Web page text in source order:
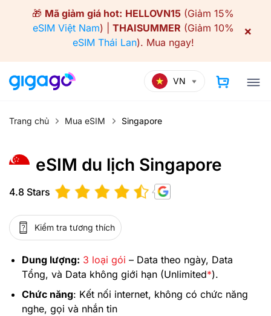
🎁 Mã giảm giá hot: HELLOVN15 (Giảm 15%
eSIM Việt Nam) | THAISUMMER (Giảm 10%
eSIM Thái Lan). Mua ngay!
×
VN
Trang chủ Mua eSIM Singapore
eSIM du lịch Singapore
4.8 Stars
Kiểm tra tương thích
Dung lượng: 3 loại gói – Data theo ngày, Data
Tổng, và Data không giới hạn (Unlimited*).
Chức năng: Kết nối internet, không có chức năng
nghe, gọi và nhắn tin